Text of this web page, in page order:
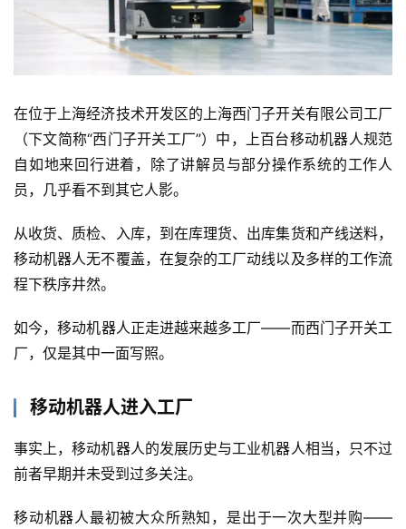
在位于上海经济技术开发区的上海西门子开关有限公司工厂
（下文简称“西门子开关工厂”）中，上百台移动机器人规范
自如地来回行进着，除了讲解员与部分操作系统的工作人
员，几乎看不到其它人影。
从收货、质检、入库，到在库理货、出库集货和产线送料，
移动机器人无不覆盖，在复杂的工厂动线以及多样的工作流
程下秩序井然。
如今，移动机器人正走进越来越多工厂——而西门子开关工
厂，仅是其中一面写照。
移动机器人进入工厂
事实上，移动机器人的发展历史与工业机器人相当，只不过
前者早期并未受到过多关注。
移动机器人最初被大众所熟知，是出于一次大型并购——